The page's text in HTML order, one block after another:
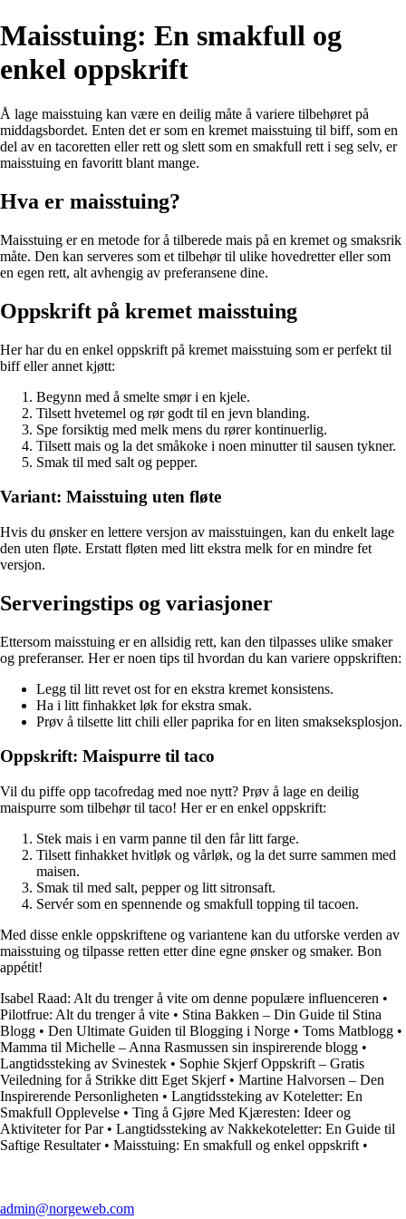
Maisstuing: En smakfull og
enkel oppskrift
Å lage maisstuing kan være en deilig måte å variere tilbehøret på
middagsbordet. Enten det er som en kremet maisstuing til biff, som en
del av en tacoretten eller rett og slett som en smakfull rett i seg selv, er
maisstuing en favoritt blant mange.
Hva er maisstuing?
Maisstuing er en metode for å tilberede mais på en kremet og smaksrik
måte. Den kan serveres som et tilbehør til ulike hovedretter eller som
en egen rett, alt avhengig av preferansene dine.
Oppskrift på kremet maisstuing
Her har du en enkel oppskrift på kremet maisstuing som er perfekt til
biff eller annet kjøtt:
Begynn med å smelte smør i en kjele.
Tilsett hvetemel og rør godt til en jevn blanding.
Spe forsiktig med melk mens du rører kontinuerlig.
Tilsett mais og la det småkoke i noen minutter til sausen tykner.
Smak til med salt og pepper.
Variant: Maisstuing uten fløte
Hvis du ønsker en lettere versjon av maisstuingen, kan du enkelt lage
den uten fløte. Erstatt fløten med litt ekstra melk for en mindre fet
versjon.
Serveringstips og variasjoner
Ettersom maisstuing er en allsidig rett, kan den tilpasses ulike smaker
og preferanser. Her er noen tips til hvordan du kan variere oppskriften:
Legg til litt revet ost for en ekstra kremet konsistens.
Ha i litt finhakket løk for ekstra smak.
Prøv å tilsette litt chili eller paprika for en liten smakseksplosjon.
Oppskrift: Maispurre til taco
Vil du piffe opp tacofredag med noe nytt? Prøv å lage en deilig
maispurre som tilbehør til taco! Her er en enkel oppskrift:
Stek mais i en varm panne til den får litt farge.
Tilsett finhakket hvitløk og vårløk, og la det surre sammen med
maisen.
Smak til med salt, pepper og litt sitronsaft.
Servér som en spennende og smakfull topping til tacoen.
Med disse enkle oppskriftene og variantene kan du utforske verden av
maisstuing og tilpasse retten etter dine egne ønsker og smaker. Bon
appétit!
Isabel Raad: Alt du trenger å vite om denne populære influenceren •
Pilotfrue: Alt du trenger å vite • Stina Bakken – Din Guide til Stina
Blogg • Den Ultimate Guiden til Blogging i Norge • Toms Matblogg •
Mamma til Michelle – Anna Rasmussen sin inspirerende blogg •
Langtidssteking av Svinestek • Sophie Skjerf Oppskrift – Gratis
Veiledning for å Strikke ditt Eget Skjerf• Martine Halvorsen – Den
Inspirerende Personligheten • Langtidssteking av Koteletter: En
Smakfull Opplevelse • Ting å Gjøre Med Kjæresten: Ideer og
Aktiviteter for Par• Langtidssteking av Nakkekoteletter: En Guide til
Saftige Resultater• Maisstuing: En smakfull og enkel oppskrift •
admin@norgeweb.com